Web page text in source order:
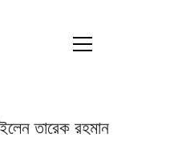
তারেক রহমান